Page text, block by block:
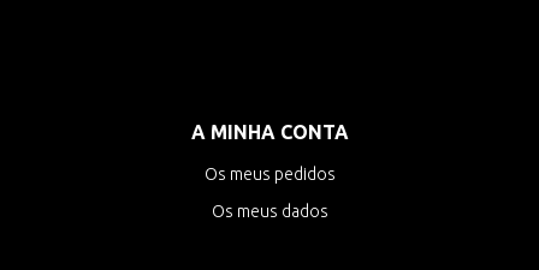
A MINHA CONTA
Os meus pedidos
Os meus dados